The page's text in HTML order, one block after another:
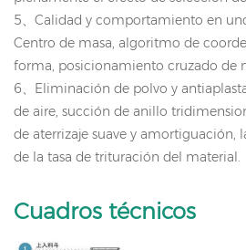
5、 Calidad y comportamiento en
Centro de masa, algoritmo de
forma, posicionamiento cruzado de
6、 Eliminación de polvo y
de aire, succión de anillo
de aterrizaje suave y amortiguación,
de la tasa de trituración del material.
Cuadros técnicos